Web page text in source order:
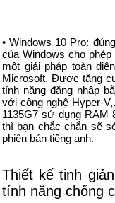
• Windows 10 Pro:
của Windows cho
một giải pháp toàn
Microsoft. Được tăng
tính năng đăng nhập
với công nghệ Hyper-
1135G7 sử dụng RAM
thì bạn chắc chắn sẽ
phiên bản tiếng anh.
Thiết kế tinh
tính năng chống